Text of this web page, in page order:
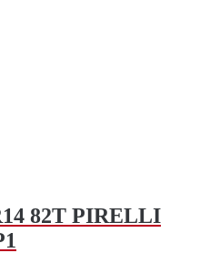
82T PIRELLI